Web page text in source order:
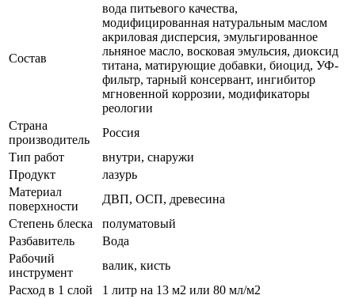
Состав
вода питьевого качества,
модифицированная натуральным маслом
акриловая дисперсия, эмульгированное
льняное масло, восковая эмульсия, диоксид
титана, матирующие добавки, биоцид, УФ-
фильтр, тарный консервант, ингибитор
мгновенной коррозии, модификаторы
реологии
Страна
производитель
Россия
Тип работ
внутри, снаружи
Продукт
лазурь
Материал
поверхности
ДВП, ОСП, древесина
Степень блеска
полуматовый
Разбавитель
Вода
Рабочий
инструмент
валик, кисть
Расход в 1 слой
1 литр на 13 м2 или 80 мл/м2